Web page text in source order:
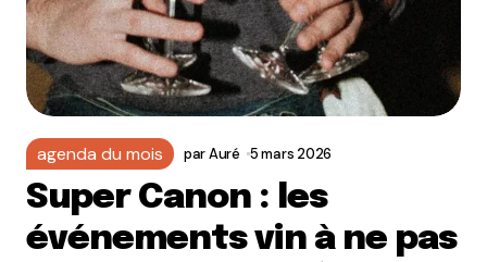
agenda du mois parAuré 5 mars 2026
Super Canon : les
événements vin à ne pas